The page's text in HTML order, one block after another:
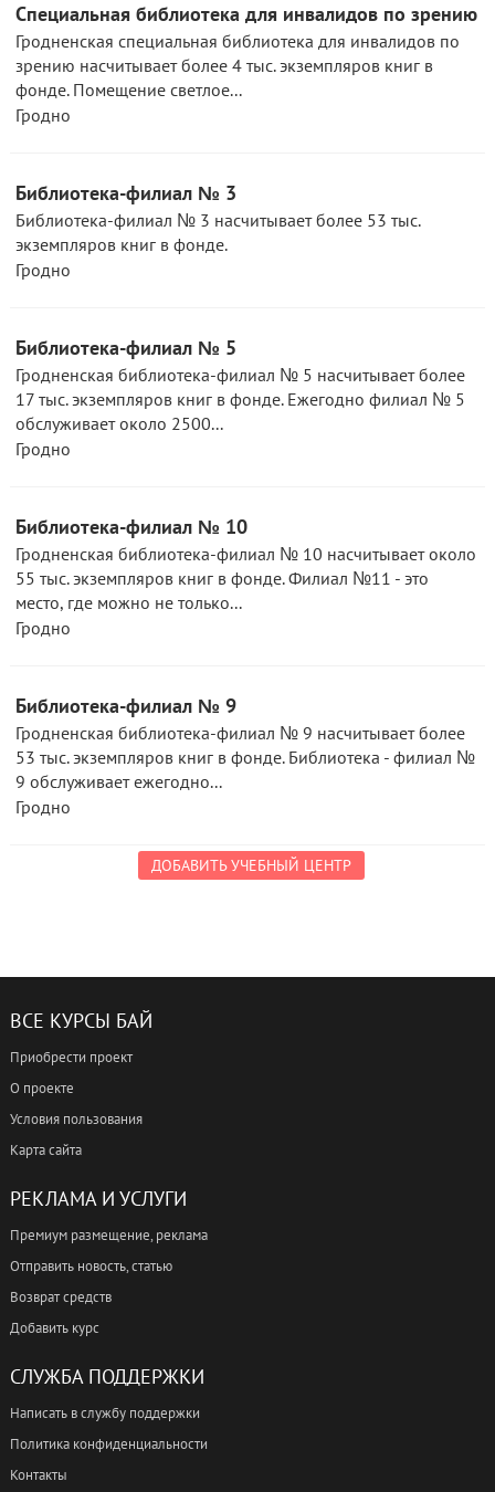
Специальная библиотека для инвалидов по зрению
Гродненская специальная библиотека для инвалидов по
зрению насчитывает более 4 тыс. экземпляров книг в
фонде. Помещение светлое...
Гродно
Библиотека-филиал № 3
Библиотека-филиал № 3 насчитывает более 53 тыс.
экземпляров книг в фонде.
Гродно
Библиотека-филиал № 5
Гродненская библиотека-филиал № 5 насчитывает более
17 тыс. экземпляров книг в фонде. Ежегодно филиал № 5
обслуживает около 2500...
Гродно
Библиотека-филиал № 10
Гродненская библиотека-филиал № 10 насчитывает около
55 тыс. экземпляров книг в фонде. Филиал №11 - это
место, где можно не только...
Гродно
Библиотека-филиал № 9
Гродненская библиотека-филиал № 9 насчитывает более
53 тыс. экземпляров книг в фонде. Библиотека - филиал №
9 обслуживает ежегодно...
Гродно
ДОБАВИТЬ УЧЕБНЫЙ ЦЕНТР
ВСЕ КУРСЫ БАЙ
Приобрести проект
О проекте
Условия пользования
Карта сайта
РЕКЛАМА И УСЛУГИ
Премиум размещение, реклама
Отправить новость, статью
Возврат средств
Добавить курс
СЛУЖБА ПОДДЕРЖКИ
Написать в службу поддержки
Политика конфиденциальности
Контакты